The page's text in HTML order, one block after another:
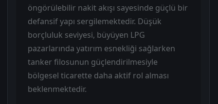
öngörülebilir nakit akışı sayesinde güçlü bir
defansif yapı sergilemektedir. Düşük
borçluluk seviyesi, büyüyen LPG
pazarlarında yatırım esnekliği sağlarken
tanker filosunun güçlendirilmesiyle
bölgesel ticarette daha aktif rol alması
beklenmektedir.